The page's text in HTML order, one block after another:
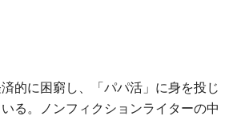
的に困窮し、「パパ活」に身を投じ
る。ノンフィクションライターの中